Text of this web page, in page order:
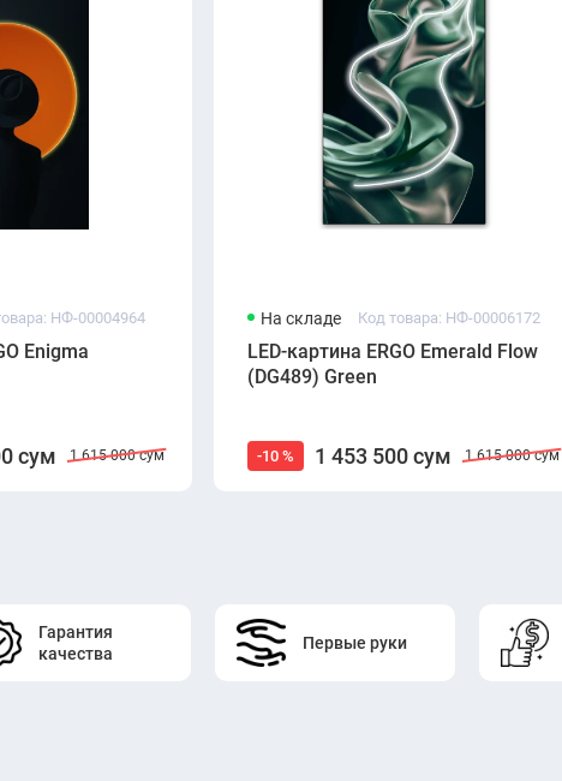
НФ-00004964
Enigma
сум 1 615 000 сум
На складе Код товара: НФ-00006172
LED-картина ERGO Emerald Flow
(DG489) Green
-10 % 1 453 500 сум 1 615 000 сум
Гарантия
качества
Первые руки